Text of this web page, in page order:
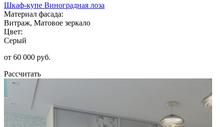
Шкаф-купе Виноградная лоза
Материал фасада:
Витраж, Матовое зеркало
Цвет:
Серый
от 60 000 руб.
Рассчитать